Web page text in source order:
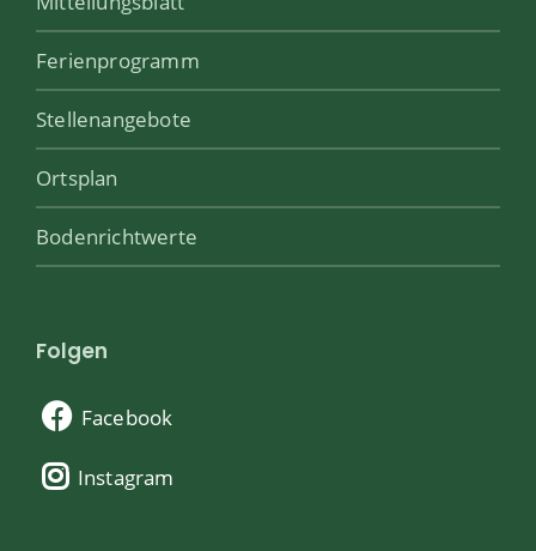
Ferienprogramm
Stellenangebote
Ortsplan
Bodenrichtwerte
Folgen
Facebook
Instagram